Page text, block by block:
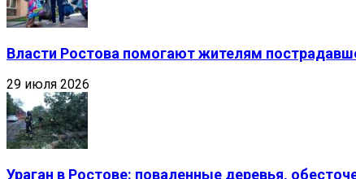
Власти Ростова помогают жителям
29 июля 2026
Ураган в Ростове: поваленные деревья,